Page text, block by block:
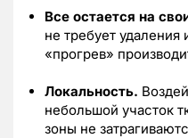
Все остается на
не требует
«прогрев»
Локальность.
небольшой участок
зоны не